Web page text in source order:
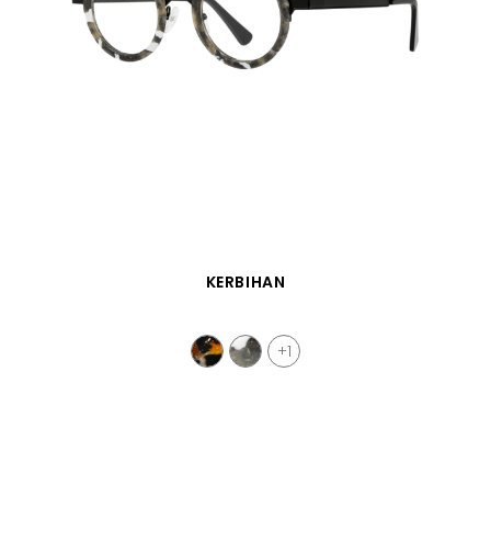
VISTA RÁPIDA
KERBIHAN
+1